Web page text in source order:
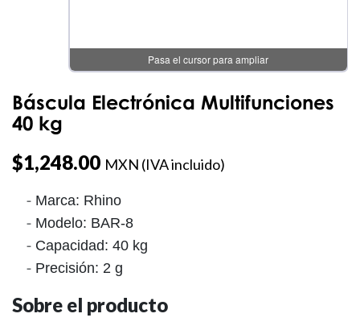
Pasa el cursor para ampliar
Báscula Electrónica Multifunciones
40 kg
$1,248.00 MXN (IVA incluido)
Marca: Rhino
Modelo: BAR-8
Capacidad: 40 kg
Precisión: 2 g
Sobre el producto